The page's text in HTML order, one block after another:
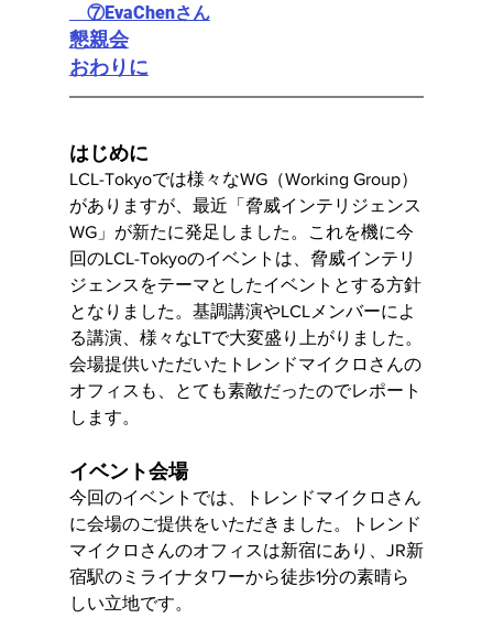
⑦EvaChenさん
懇親会
おわりに
はじめに
LCL-Tokyoでは様々なWG（Working Group）
がありますが、最近「脅威インテリジェンス
WG」が新たに発足しました。これを機に今
回のLCL-Tokyoのイベントは、脅威インテリ
ジェンスをテーマとしたイベントとする方針
となりました。基調講演やLCLメンバーによ
る講演、様々なLTで大変盛り上がりました。
会場提供いただいたトレンドマイクロさんの
オフィスも、とても素敵だったのでレポート
します。
イベント会場
今回のイベントでは、トレンドマイクロさん
に会場のご提供をいただきました。トレンド
マイクロさんのオフィスは新宿にあり、JR新
宿駅のミライナタワーから徒歩1分の素晴ら
しい立地です。